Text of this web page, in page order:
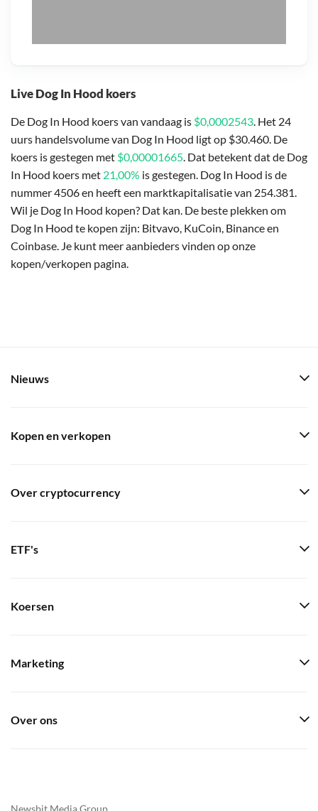
Live Dog In Hood koers
De Dog In Hood koers van vandaag is $0,0002543. Het 24
uurs handelsvolume van Dog In Hood ligt op $30.460. De
koers is gestegen met $0,00001665. Dat betekent dat de Dog
In Hood koers met 21,00% is gestegen. Dog In Hood is de
nummer 4506 en heeft een marktkapitalisatie van 254.381.
Wil je Dog In Hood kopen? Dat kan. De beste plekken om
Dog In Hood te kopen zijn: Bitvavo, KuCoin, Binance en
Coinbase. Je kunt meer aanbieders vinden op onze
kopen/verkopen pagina.
Newsbit Media Group
Nieuws
Kopen en verkopen
Over cryptocurrency
ETF's
Koersen
Marketing
Over ons